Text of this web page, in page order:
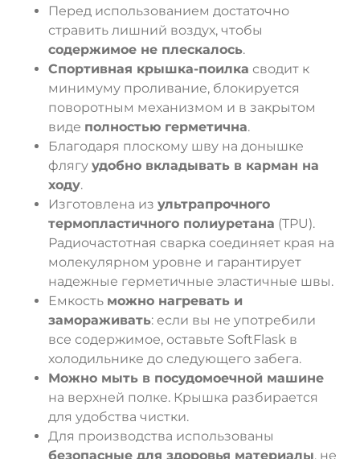
Перед использованием достаточно
стравить лишний воздух, чтобы
содержимое не плескалось.
Спортивная крышка-поилка сводит к
минимуму проливание, блокируется
поворотным механизмом и в закрытом
виде полностью герметична.
Благодаря плоскому шву на донышке
флягу удобно вкладывать в карман на
ходу.
Изготовлена из ультрапрочного
термопластичного полиуретана (TPU).
Радиочастотная сварка соединяет края на
молекулярном уровне и гарантирует
надежные герметичные эластичные швы.
Емкость можно нагревать и
замораживать: если вы не употребили
все содержимое, оставьте SoftFlask в
холодильнике до следующего забега.
Можно мыть в посудомоечной машине
на верхней полке. Крышка разбирается
для удобства чистки.
Для производства использованы
безопасные для здоровья материалы, не